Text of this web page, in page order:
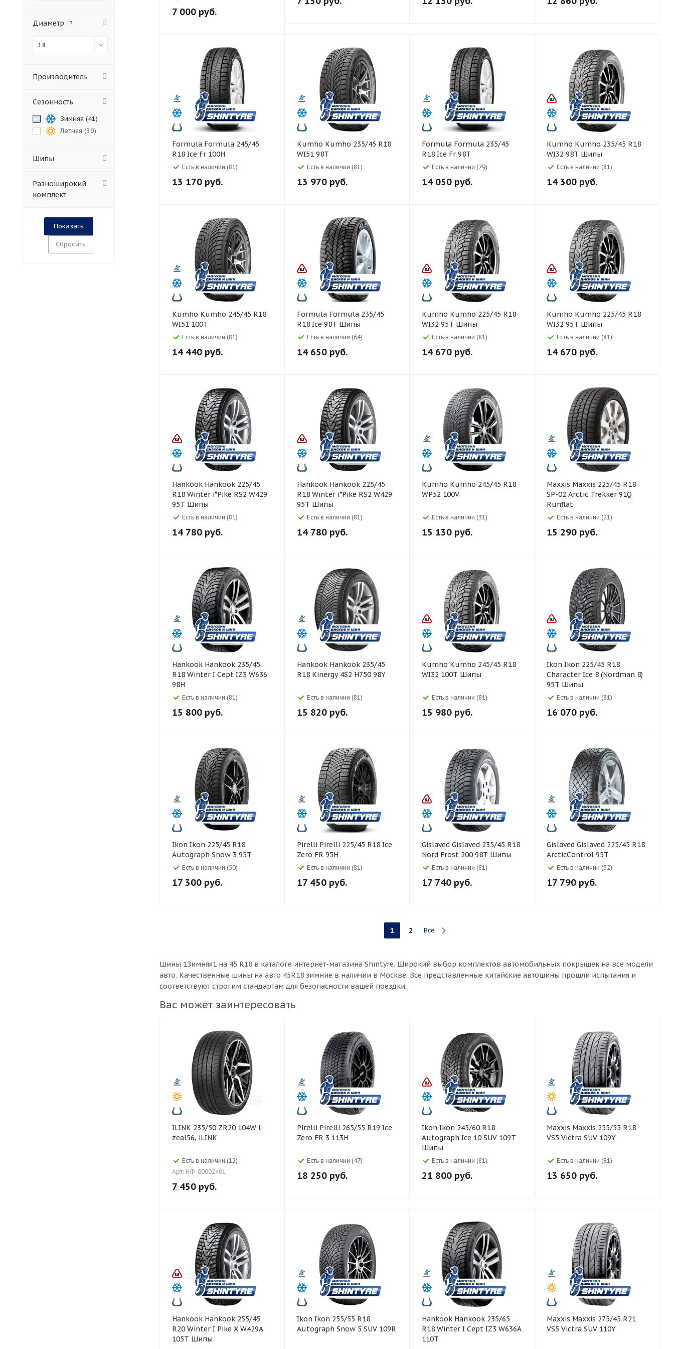
7 000 руб.
Formula Formula 245/45
R18 Ice Fr 100H
Есть в наличии (81)
13 170 руб.
Kumho Kumho 235/45 R18
WI51 98T
Есть в наличии (81)
13 970 руб.
Formula Formula 235/45
R18 Ice Fr 98T
Есть в наличии (79)
14 050 руб.
Kumho Kumho 235/45 R18
WI32 98T Шипы
Есть в наличии (81)
14 300 руб.
Kumho Kumho 245/45 R18
WI51 100T
Есть в наличии (81)
14 440 руб.
Formula Formula 235/45
R18 Ice 98T Шипы
Есть в наличии (64)
14 650 руб.
Kumho Kumho 225/45 R18
WI32 95T Шипы
Есть в наличии (81)
14 670 руб.
Kumho Kumho 225/45 R18
WI32 95T Шипы
Есть в наличии (81)
14 670 руб.
Hankook Hankook 225/45
R18 Winter i*Pike RS2 W429
95T Шипы
Есть в наличии (81)
14 780 руб.
Hankook Hankook 225/45
R18 Winter i*Pike RS2 W429
95T Шипы
Есть в наличии (81)
14 780 руб.
Kumho Kumho 245/45 R18
WP52 100V
Есть в наличии (31)
15 130 руб.
Maxxis Maxxis 225/45 R18
SP-02 Arctic Trekker 91Q
Runflat
Есть в наличии (21)
15 290 руб.
Hankook Hankook 235/45
R18 Winter I Cept IZ3 W636
98H
Есть в наличии (81)
15 800 руб.
Hankook Hankook 235/45
R18 Kinergy 4S2 H750 98Y
Есть в наличии (81)
15 820 руб.
Kumho Kumho 245/45 R18
WI32 100T Шипы
Есть в наличии (81)
15 980 руб.
Ikon Ikon 225/45 R18
Character Ice 8 (Nordman 8)
95T Шипы
Есть в наличии (81)
16 070 руб.
Ikon Ikon 225/45 R18
Autograph Snow 3 95T
Есть в наличии (50)
17 300 руб.
Pirelli Pirelli 225/45 R18 Ice
Zero FR 95H
Есть в наличии (81)
17 450 руб.
Gislaved Gislaved 235/45 R18
Nord Frost 200 98T Шипы
Есть в наличии (81)
17 740 руб.
Gislaved Gislaved 225/45 R18
ArcticControl 95T
Есть в наличии (32)
17 790 руб.
1 2 Все
Шины 1Зимняя1 на 45 R18 в каталоге интернет-магазина Shintyre. Широкий выбор комплектов автомобильных покрышек на все модели
авто. Качественные шины на авто 45R18 зимние в наличии в Москве. Все представленные китайские автошины прошли испытания и
соответствуют строгим стандартам для безопасности вашей поездки.
Вас может заинтересовать
ILINK 235/50 ZR20 104W l-
zeal56, iLINK
Есть в наличии (12)
Арт: НФ-00002401
7 450 руб.
Pirelli Pirelli 265/55 R19 Ice
Zero FR 3 113H
Есть в наличии (47)
18 250 руб.
Ikon Ikon 245/60 R18
Autograph Ice 10 SUV 109T
Шипы
Есть в наличии (81)
21 800 руб.
Maxxis Maxxis 255/55 R18
VS5 Victra SUV 109Y
Есть в наличии (81)
13 650 руб.
Hankook Hankook 255/45
R20 Winter I Pike X W429A
105T Шипы
Ikon Ikon 255/55 R18
Autograph Snow 5 SUV 109R
Hankook Hankook 235/65
R18 Winter I Cept IZ3 W636A
110T
Maxxis Maxxis 275/45 R21
VS5 Victra SUV 110Y
Диаметр ?
18
Производитель
Сезонность
Зимняя (41)
Летняя (30)
Шипы
Разноширокий
комплект
Сбросить